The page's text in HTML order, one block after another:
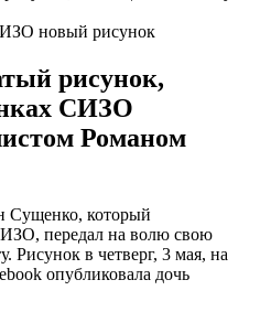
новый рисунок
рисунок,
СИЗО
Романом
Сущенко, который
передал на волю свою
Рисунок в четверг, 3 мая, на
опубликовала дочь